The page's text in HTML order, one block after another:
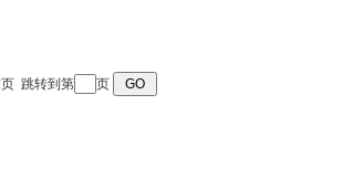
跳转到第 页